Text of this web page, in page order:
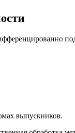
выпускников.